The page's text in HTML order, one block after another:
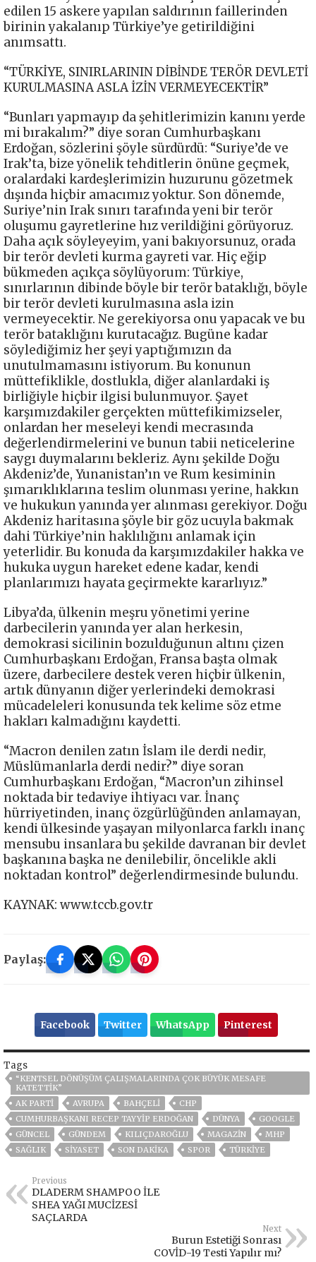
edilen 15 askere yapılan saldırının faillerinden
birinin yakalanıp Türkiye’ye getirildiğini
anımsattı.
“TÜRKİYE, SINIRLARININ DİBİNDE TERÖR DEVLETİ
KURULMASINA ASLA İZİN VERMEYECEKTİR”
“Bunları yapmayıp da şehitlerimizin kanını yerde
mi bırakalım?” diye soran Cumhurbaşkanı
Erdoğan, sözlerini şöyle sürdürdü: “Suriye’de ve
Irak’ta, bize yönelik tehditlerin önüne geçmek,
oralardaki kardeşlerimizin huzurunu gözetmek
dışında hiçbir amacımız yoktur. Son dönemde,
Suriye’nin Irak sınırı tarafında yeni bir terör
oluşumu gayretlerine hız verildiğini görüyoruz.
Daha açık söyleyeyim, yani bakıyorsunuz, orada
bir terör devleti kurma gayreti var. Hiç eğip
bükmeden açıkça söylüyorum: Türkiye,
sınırlarının dibinde böyle bir terör bataklığı, böyle
bir terör devleti kurulmasına asla izin
vermeyecektir. Ne gerekiyorsa onu yapacak ve bu
terör bataklığını kurutacağız. Bugüne kadar
söylediğimiz her şeyi yaptığımızın da
unutulmamasını istiyorum. Bu konunun
müttefiklikle, dostlukla, diğer alanlardaki iş
birliğiyle hiçbir ilgisi bulunmuyor. Şayet
karşımızdakiler gerçekten müttefikimizseler,
onlardan her meseleyi kendi mecrasında
değerlendirmelerini ve bunun tabii neticelerine
saygı duymalarını bekleriz. Aynı şekilde Doğu
Akdeniz’de, Yunanistan’ın ve Rum kesiminin
şımarıklıklarına teslim olunması yerine, hakkın
ve hukukun yanında yer alınması gerekiyor. Doğu
Akdeniz haritasına şöyle bir göz ucuyla bakmak
dahi Türkiye’nin haklılığını anlamak için
yeterlidir. Bu konuda da karşımızdakiler hakka ve
hukuka uygun hareket edene kadar, kendi
planlarımızı hayata geçirmekte kararlıyız.”
Libya’da, ülkenin meşru yönetimi yerine
darbecilerin yanında yer alan herkesin,
demokrasi sicilinin bozulduğunun altını çizen
Cumhurbaşkanı Erdoğan, Fransa başta olmak
üzere, darbecilere destek veren hiçbir ülkenin,
artık dünyanın diğer yerlerindeki demokrasi
mücadeleleri konusunda tek kelime söz etme
hakları kalmadığını kaydetti.
“Macron denilen zatın İslam ile derdi nedir,
Müslümanlarla derdi nedir?” diye soran
Cumhurbaşkanı Erdoğan, “Macron’un zihinsel
noktada bir tedaviye ihtiyacı var. İnanç
hürriyetinden, inanç özgürlüğünden anlamayan,
kendi ülkesinde yaşayan milyonlarca farklı inanç
mensubu insanlara bu şekilde davranan bir devlet
başkanına başka ne denilebilir, öncelikle akli
noktadan kontrol” değerlendirmesinde bulundu.
KAYNAK: www.tccb.gov.tr
Paylaş:
Facebook Twitter WhatsApp Pinterest
Tags
“KENTSEL DÖNÜŞÜM ÇALIŞMALARINDA ÇOK BÜYÜK MESAFE
KATETTİK”
AK PARTİ
AVRUPA BAHÇELİ
CHP
CUMHURBAŞKANI RECEP TAYYIP ERDOĞAN
DÜNYA
GOOGLE
GÜNCEL
GÜNDEM KILIÇDAROĞLU MAGAZİN
MHP
SAĞLIK
SİYASET SON DAKIKA SPOR TÜRKİYE
Previous
DLADERM SHAMPOO İLE
SHEA YAĞI MUCİZESİ
SAÇLARDA
Next
Burun Estetiği Sonrası
COVİD-19 Testi Yapılır mı?